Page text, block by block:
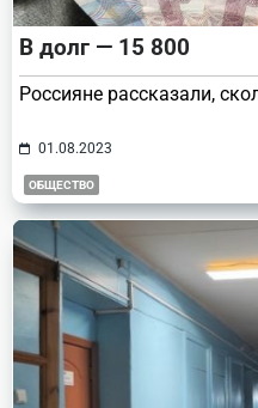
В долг — 15 800
Россияне рассказали,
01.08.2023
ОБЩЕСТВО